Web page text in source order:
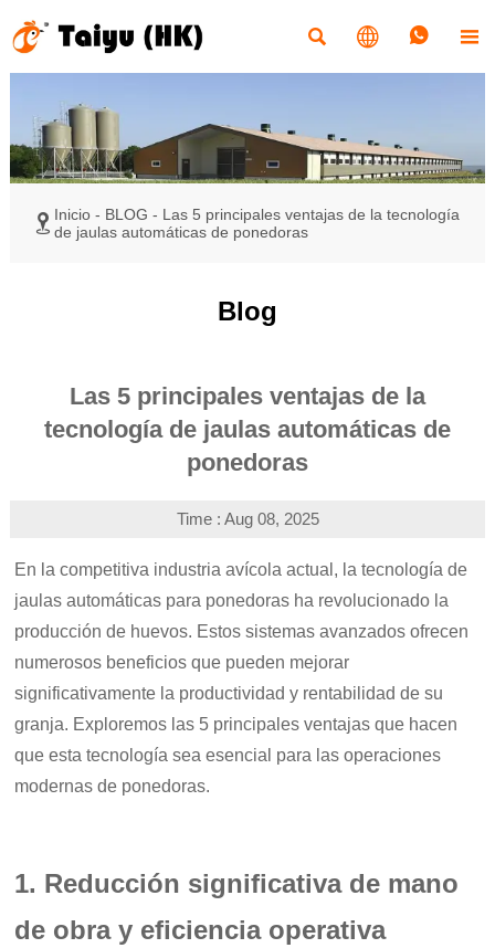
   
 Inicio- BLOG - Las 5 principales ventajas de la tecnología
de jaulas automáticas de ponedoras
Blog
Las 5 principales ventajas de la
tecnología de jaulas automáticas de
ponedoras
Time : Aug 08, 2025
En la competitiva industria avícola actual, la tecnología de
jaulas automáticas para ponedoras ha revolucionado la
producción de huevos. Estos sistemas avanzados ofrecen
numerosos beneficios que pueden mejorar
significativamente la productividad y rentabilidad de su
granja. Exploremos las 5 principales ventajas que hacen
que esta tecnología sea esencial para las operaciones
modernas de ponedoras.
1. Reducción significativa de mano
de obra y eficiencia operativa